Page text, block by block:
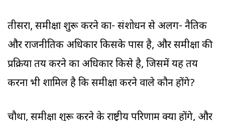
तीसरा, समीक्षा शुरू करने का- संशोधन से अलग- नैतिक
और राजनीतिक अधिकार किसके पास है, और समीक्षा की
प्रक्रिया तय करने का अधिकार किसे है, जिसमें यह तय
करना भी शामिल है कि समीक्षा करने वाले कौन होंगे?
चौथा, समीक्षा शुरू करने के राष्ट्रीय परिणाम क्या होंगे, और